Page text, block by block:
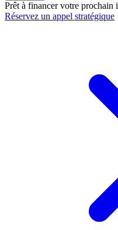
Prêt à financer votre prochain
Réservez un appel stratégique